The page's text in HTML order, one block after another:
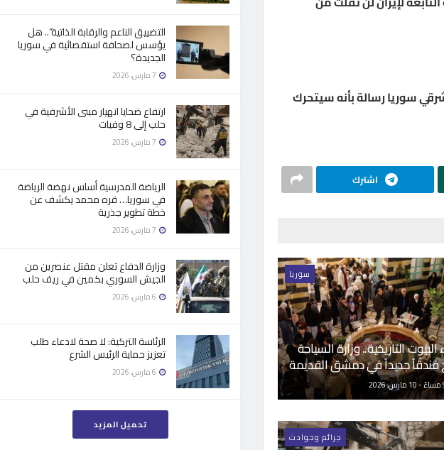
التضييق الناعم والرقابة الذاتية”.. هل
يؤسس لصحافة استقصائية في سوريا
الجديدة؟
ارتفاع ضحايا انهيار مبنى الأشرفية في
حلب إلى 8 وفيات
الرياضة المدرسية أساس نهضة الرياضة
في سوريا… قره محمد يكشف عن
خطة تطوير جذرية
وزارة الدفاع تعلن مقتل عنصرين من
الجيش السوري بكمين في ريف حلب
الرئاسة التركية: لا صحة لادعاء طلب
تعزيز حماية الرئيس الشرع
تحميل المزيد
سوريا رسالة بأنه سيتحرك
اشترك
سوريا
البيوت التاريخية.. وزارة السياحة
فندقاً جديداً في دمشق القديمة
جرائم وحوادث